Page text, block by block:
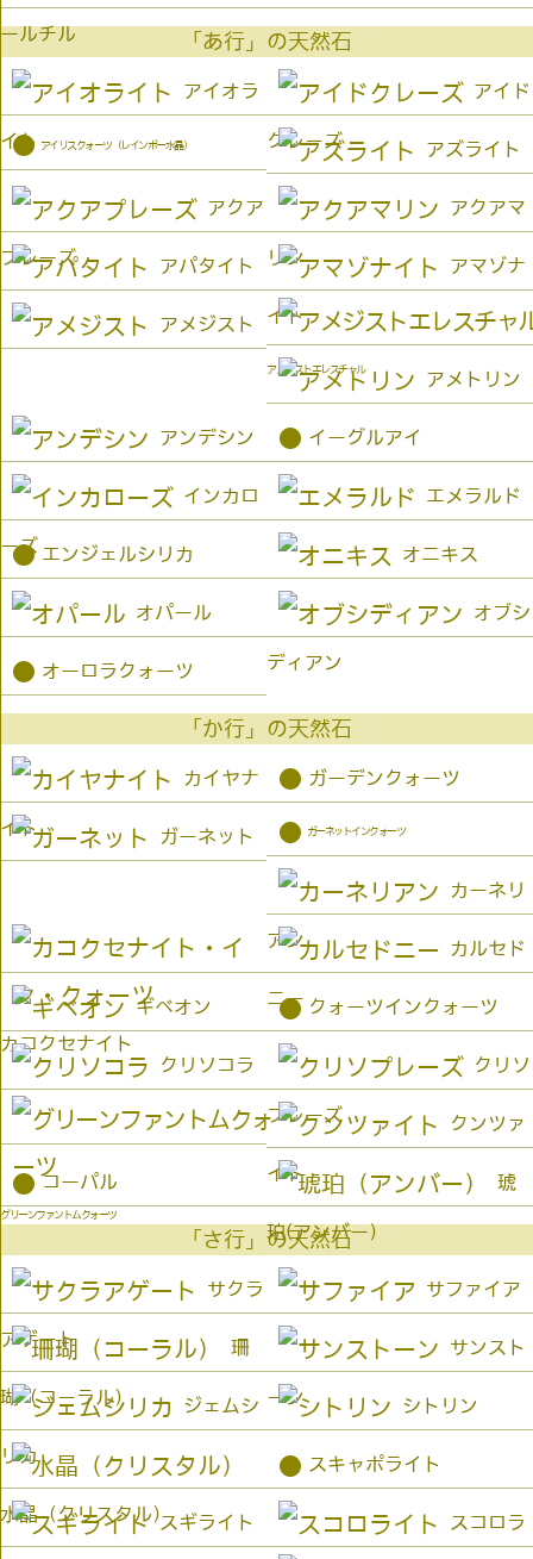
ールチル 「あ行」の天然石
アイオラ
イト
アイド
クレーズ
● アイリスクォーツ（レインボー水晶） アズライト
アクア
プレーズ
アクアマ
リン
アパタイト アマゾナ
イト
アメジスト
アメジストエレスチャル アメトリン
アンデシン ● イーグルアイ
インカロ
ーズ
エメラルド
● エンジェルシリカ オニキス
オパール オブシ
ディアン
● オーロラクォーツ
「か行」の天然石
カイヤナ
イト
● ガーデンクォーツ
ガーネット ● ガーネットインクォーツ
カーネリ
アン
カコクセナイト
カルセド
ニー
ギベオン ● クォーツインクォーツ
クリソコラ クリソ
プレーズ
グリーンファントムクォーツ
クンツァ
イト
● コーパル 琥
珀(アンバー）
「さ行」の天然石
サクラ
アゲート
サファイア
珊
瑚（コーラル）
サンスト
ーン
ジェムシ
リカ
シトリン
水晶（クリスタル）
● スキャポライト
スギライト スコロラ